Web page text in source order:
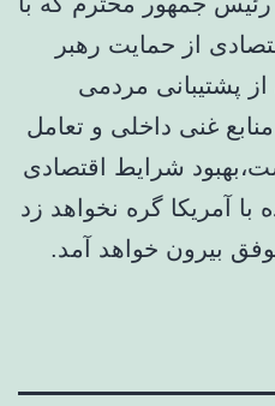
از حمایت رهبر
پشتیبانی مردمی
غنی داخلی و تعامل
شرایط اقتصادی
آمریکا گره نخواهد زد
بیرون خواهد آمد.